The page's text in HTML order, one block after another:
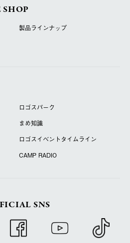
製品ラインナップ
ロゴスパーク
まめ知識
ロゴスイベントタイムライン
CAMP RADIO
SNS